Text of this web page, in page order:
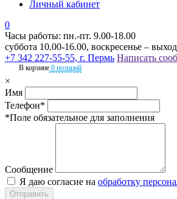
Личный кабинет
0
Часы работы: пн.-пт. 9.00-18.00
суббота 10.00-16.00, воскресенье –
+7 342 227-55-55, г. Пермь Написать
В корзине 0 позиций
×
Имя
Телефон*
*Поле обязательное для заполнения
Сообщение
Я даю согласие на обработку